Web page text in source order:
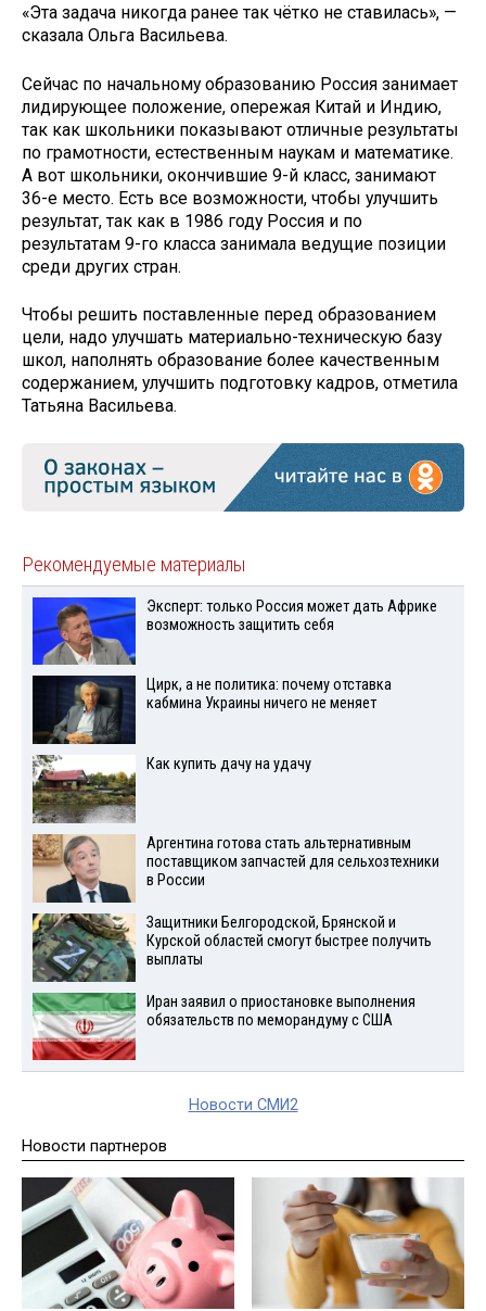
«Эта задача никогда ранее так чётко не ставилась», —
сказала Ольга Васильева.
Сейчас по начальному образованию Россия занимает
лидирующее положение, опережая Китай и Индию,
так как школьники показывают отличные результаты
по грамотности, естественным наукам и математике.
А вот школьники, окончившие 9-й класс, занимают
36-е место. Есть все возможности, чтобы улучшить
результат, так как в 1986 году Россия и по
результатам 9-го класса занимала ведущие позиции
среди других стран.
Чтобы решить поставленные перед образованием
цели, надо улучшать материально-техническую базу
школ, наполнять образование более качественным
содержанием, улучшить подготовку кадров, отметила
Татьяна Васильева.
Рекомендуемые материалы
Эксперт: только Россия может дать Африке
возможность защитить себя
Цирк, а не политика: почему отставка
кабмина Украины ничего не меняет
Как купить дачу на удачу
Аргентина готова стать альтернативным
поставщиком запчастей для сельхозтехники
в России
Защитники Белгородской, Брянской и
Курской областей смогут быстрее получить
выплаты
Иран заявил о приостановке выполнения
обязательств по меморандуму с США
Новости СМИ2
Новости партнеров